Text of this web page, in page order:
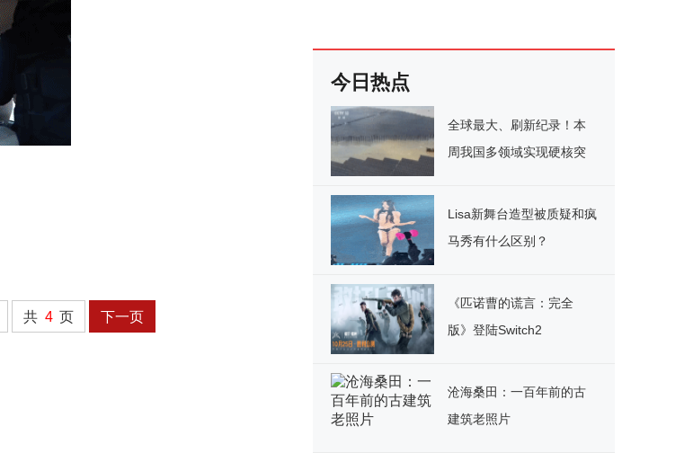
共 4 页 下一页
今日热点
全球最大、刷新纪录！本
周我国多领域实现硬核突
Lisa新舞台造型被质疑和疯
马秀有什么区别？
《匹诺曹的谎言：完全
版》登陆Switch2
沧海桑田：一百年前的古
建筑老照片